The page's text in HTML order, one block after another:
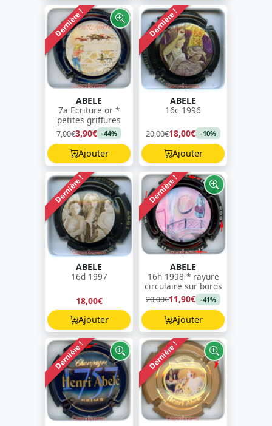
Dernière !
ABELE
7a Ecriture or *
petites griffures
7,00€3,90€ -44%
Ajouter
Dernière !
ABELE
16c 1996
20,00€18,00€ -10%
Ajouter
Dernière !
ABELE
16d 1997
18,00€
Ajouter
Dernière !
ABELE
16h 1998 * rayure
circulaire sur bords
20,00€11,90€ -41%
Ajouter
Dernière ! Dernière !